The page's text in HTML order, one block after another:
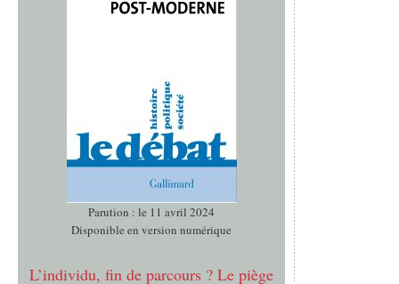
Parution : le 11 avril 2024
Disponible en version numérique
L’individu, fin de parcours ? Le piège